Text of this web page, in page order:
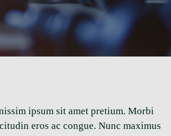
ipsum sit amet pretium. Morbi
eros ac congue. Nunc maximus